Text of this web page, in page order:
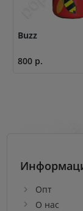
Buzz
800 р.
Опт
О нас